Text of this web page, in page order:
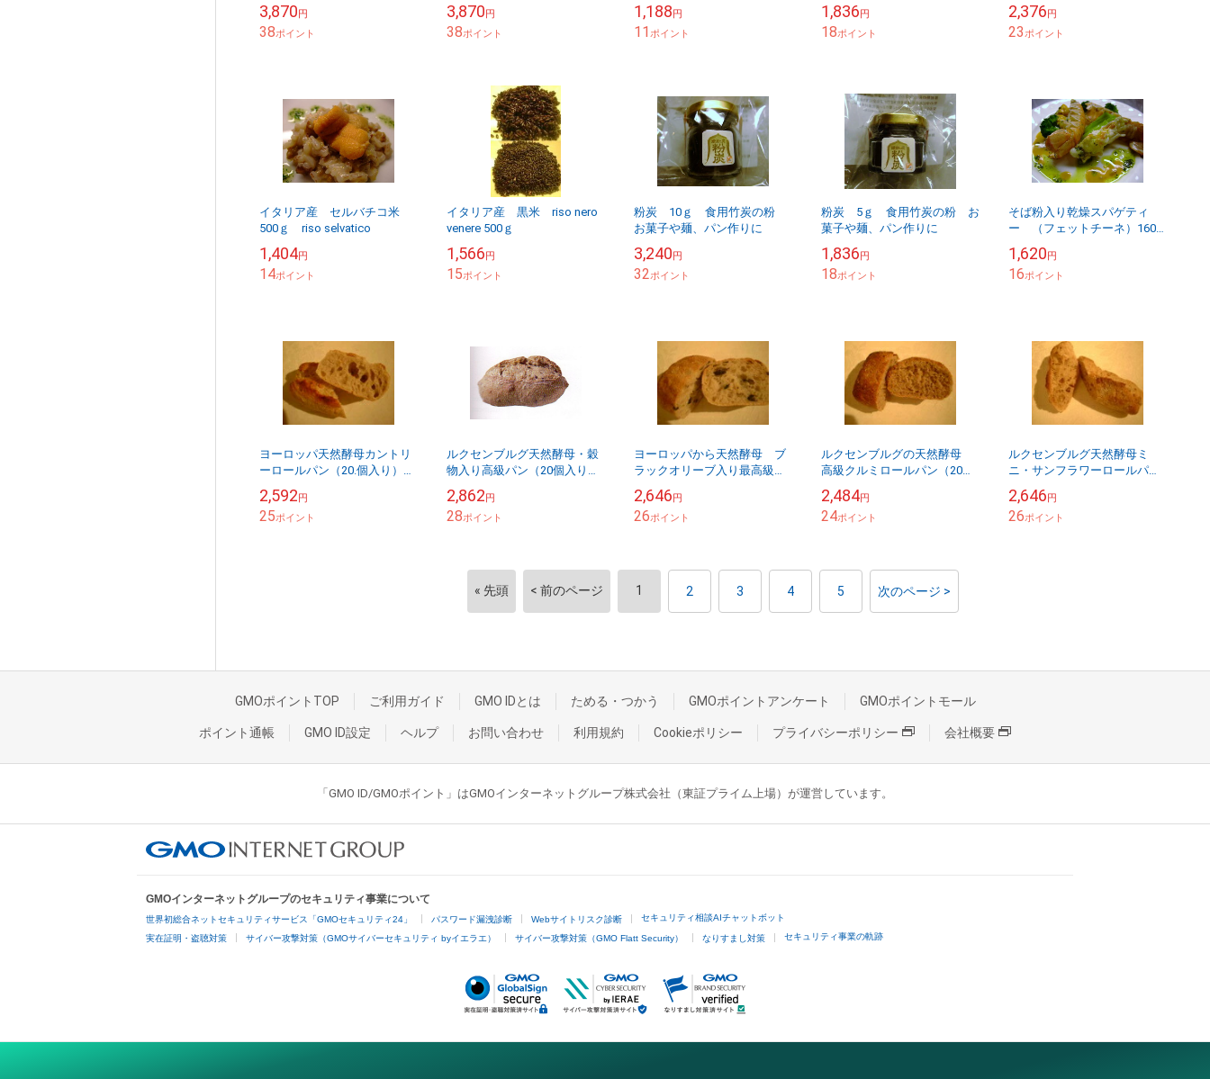
3,870円
38ポイント
3,870円
38ポイント
1,188円
11ポイント
1,836円
18ポイント
2,376円
23ポイント
イタリア産 セルバチコ米
500ｇ riso selvatico
1,404円
14ポイント
イタリア産 黒米 riso nero
venere 500ｇ
1,566円
15ポイント
粉炭 10ｇ 食用竹炭の粉
お菓子や麺、パン作りに
3,240円
32ポイント
粉炭 5ｇ 食用竹炭の粉 お
菓子や麺、パン作りに
1,836円
18ポイント
そば粉入り乾燥スパゲティ
ー （フェットチーネ）160
1,620円
16ポイント
ヨーロッパ天然酵母カントリ
ーロールパン（20.個入り）冷
作り立ての風味そのまま！！
ルクセンブルグ
2,592円
25ポイント
ルクセンブルグ天然酵母・穀
物入り高級パン（20個入り）
ら作り立ての風味そのま
ま！！
2,862円
28ポイント
ヨーロッパから天然酵母 ブ
ラックオリーブ入り最高級ロ
輸入して自宅で焼くから作り
立ての風味そのまま！！ル...
2,646円
26ポイント
ルクセンブルグの天然酵母
高級クルミロールパン（20個
焼くから作り立ての風味その
まま！！
2,484円
24ポイント
ルクセンブルグ天然酵母ミ
ニ・サンフラワーロールパン
セット）冷凍で輸入して自宅
で焼くから作り立ての風味
2,646円
26ポイント
« 先頭 < 前のページ 1 2 3 4 5 次のページ >
GMOポイントTOP ご利用ガイド GMO IDとは ためる・つかう GMOポイントアンケート GMOポイントモール
ポイント通帳 GMO ID設定 ヘルプ お問い合わせ 利用規約 Cookieポリシー プライバシーポリシー 会社概要
「GMO ID/GMOポイント」はGMOインターネットグループ株式会社（東証プライム上場）が運営しています。
GMOインターネットグループのセキュリティ事業について
世界初総合ネットセキュリティサービス「GMOセキュリティ24」 パスワード漏洩診断 Webサイトリスク診断 セキュリティ相談AIチャットボット
実在証明・盗聴対策 サイバー攻撃対策（GMOサイバーセキュリティ byイエラエ） サイバー攻撃対策（GMO Flatt Security） なりすまし対策 セキュリティ事業の軌跡